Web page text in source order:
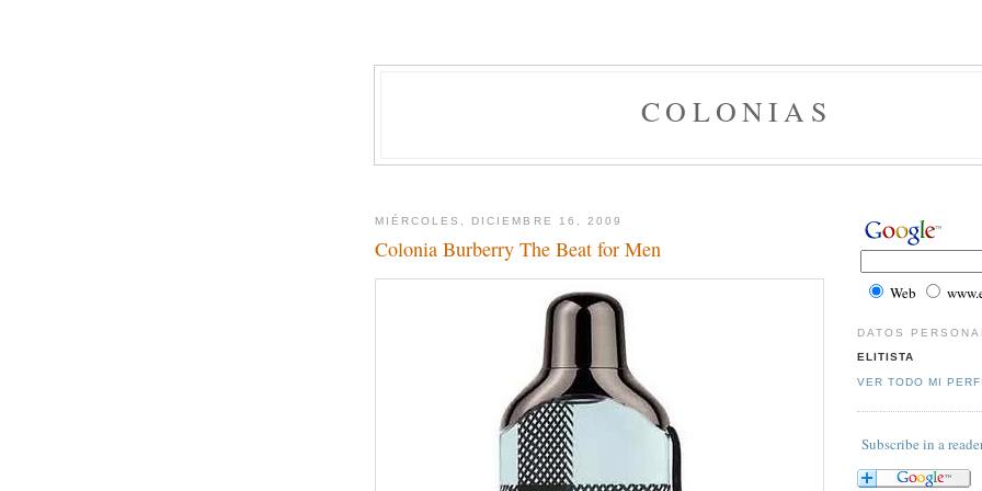
COLONIAS
MIÉRCOLES, DICIEMBRE 16, 2009
Colonia Burberry The Beat for Men
Web
DATOS
ELITISTA
VER TODO MI
Subscribe in a